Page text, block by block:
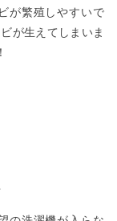
が繁殖しやすいで
が生えてしまいま